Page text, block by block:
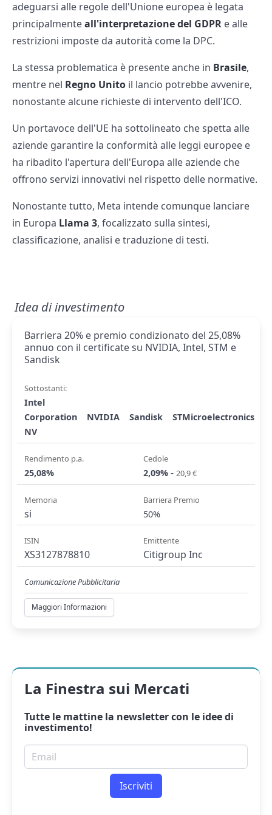
adeguarsi alle regole dell'Unione europea è legata
principalmenteall'interpretazione del GDPR e alle
restrizioni imposte da autorità come la DPC.
La stessa problematica è presente anche in Brasile,
mentre nel Regno Unito il lancio potrebbe avvenire,
nonostante alcune richieste di intervento dell'ICO.
Un portavoce dell'UE ha sottolineato che spetta alle
aziende garantire la conformità alle leggi europee e
ha ribadito l'apertura dell'Europa alle aziende che
offrono servizi innovativi nel rispetto delle normative.
Nonostante tutto, Meta intende comunque lanciare
in Europa Llama 3, focalizzato sulla sintesi,
classificazione, analisi e traduzione di testi.
Idea di investimento
Barriera 20% e premio condizionato del 25,08%
annuo con il certificate su NVIDIA, Intel, STM e
Sandisk
Sottostanti:
Intel
Corporation
NVIDIA Sandisk
STMicroelectronics
NV
Rendimento p.a.
25,08%
Cedole
2,09% - 20,9 €
Memoria
si
Barriera Premio
50%
ISIN
XS3127878810
Emittente
Citigroup Inc
Comunicazione Pubblicitaria
Maggiori Informazioni
La Finestra sui Mercati
Tutte le mattine la newslettercon le idee di
investimento!
Email per newsletter
Iscriviti